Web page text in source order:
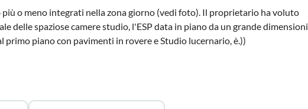
più o meno integrati nella zona giorno (vedi foto). Il proprietario ha voluto
delle spaziose camere studio, l'ESP data in piano da un grande dimensioni
primo piano con pavimenti in rovere e Studio lucernario, è.))